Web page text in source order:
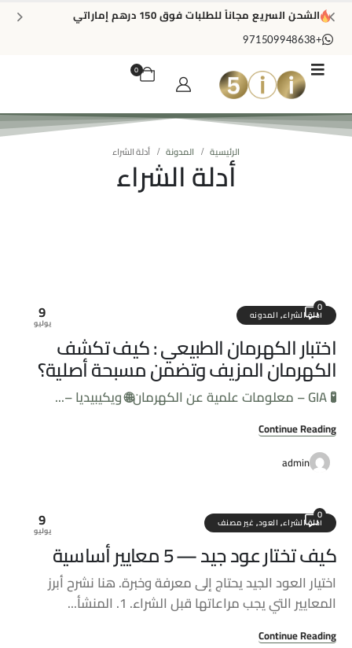
الشحن السريع مجاناً للطلبات فوق 150 درهم إماراتي
+971509948638
0
الرئيسية المدونة أدلة الشراء
أدلة الشراء
9
يوليو
0
أدلة الشراء, المدونه
اختبار الكهرمان الطبيعي : كيف تكشف
الكهرمان المزيف وتضمن مسبحة أصلية؟
🧪 GIA – معلومات علمية عن الكهرمان 🌐 ويكيبيديا –...
Continue Reading
admin
9
يوليو
0
أدلة الشراء, العود, غير مصنف
كيف تختار عود جيد — 5 معايير أساسية
اختيار العود الجيد يحتاج إلى معرفة وخبرة. هنا نشرح أبرز
المعايير التي يجب مراعاتها قبل الشراء. 1. المنشأ...
Continue Reading